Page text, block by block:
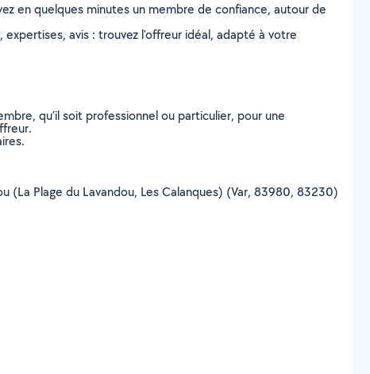
en quelques minutes un membre de confiance, autour de
avis : trouvez l'offreur idéal, adapté à votre
qu’il soit professionnel ou particulier, pour une
(La Plage du Lavandou, Les Calanques) (Var, 83980, 83230)